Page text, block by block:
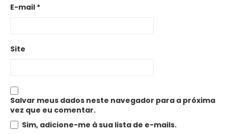
E-mail *
Site
Salvar meus dados neste navegador para a próxima
vez que eu comentar.
Sim, adicione-me à sua lista de e-mails.